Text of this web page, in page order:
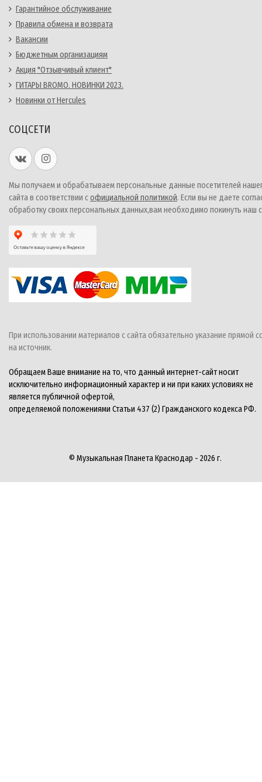
Гарантийное обслуживание
Правила обмена и возврата
Вакансии
Бюджетным организациям
Акция "Отзывчивый клиент"
ГИТАРЫ BROMO. НОВИНКИ 2023.
Новинки от Hercules
СОЦСЕТИ
Мы получаем и обрабатываем персональные данные посетителей
сайта в соответствии софициальной политикой. Если вы не даете
обработку своих персональных данных,вам необходимо покинуть наш
При использовании материалов с сайта обязательно указание прямой
на источник.
Обращаем Ваше внимание на то, что данный интернет-сайт носит
исключительно информационный характер и ни при каких условиях не
является публичной офертой,
определяемой положениями Статьи 437 (2) Гражданского кодекса РФ.
© Музыкальная Планета Краснодар - 2026 г.